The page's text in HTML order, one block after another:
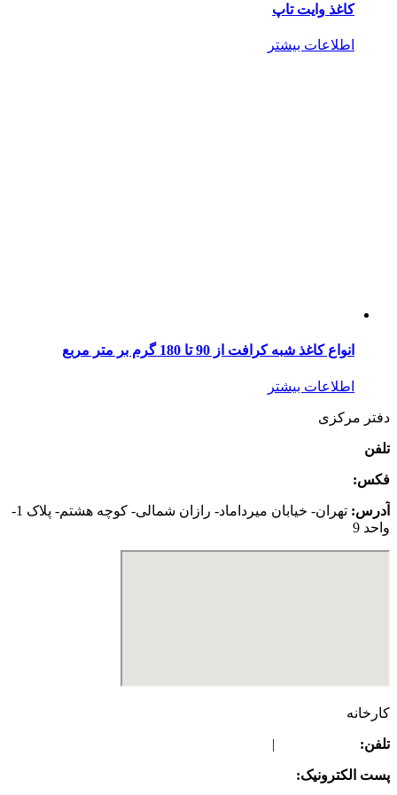
کاغذ وایت تاپ
اطلاعات بیشتر
انواع کاغذ شبه کرافت از 90 تا 180 گرم بر متر مربع
اطلاعات بیشتر
دفتر مرکزی
تلفن
فکس:
آدرس:
تهران- خیابان میرداماد- رازان شمالی- کوچه هشتم- پلاک 1-
واحد 9
کارخانه
تلفن: |
پست الکترونیک: